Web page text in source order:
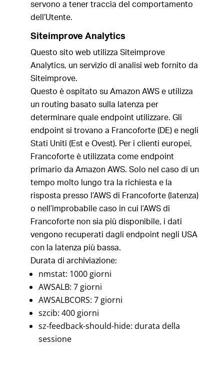
servono a tener traccia del comportamento
dell’Utente.
Siteimprove Analytics
Questo sito web utilizza Siteimprove
Analytics, un servizio di analisi web fornito da
Siteimprove.
Questo è ospitato su Amazon AWS e utilizza
un routing basato sulla latenza per
determinare quale endpoint utilizzare. Gli
endpoint si trovano a Francoforte (DE) e negli
Stati Uniti (Est e Ovest). Per i clienti europei,
Francoforte è utilizzata come endpoint
primario da Amazon AWS. Solo nel caso di un
tempo molto lungo tra la richiesta e la
risposta presso l’AWS di Francoforte (latenza)
o nell’improbabile caso in cui l’AWS di
Francoforte non sia più disponibile, i dati
vengono recuperati dagli endpoint negli USA
con la latenza più bassa.
Durata di archiviazione:
nmstat: 1000 giorni
AWSALB: 7 giorni
AWSALBCORS: 7 giorni
szcib: 400 giorni
sz-feedback-should-hide: durata della
sessione